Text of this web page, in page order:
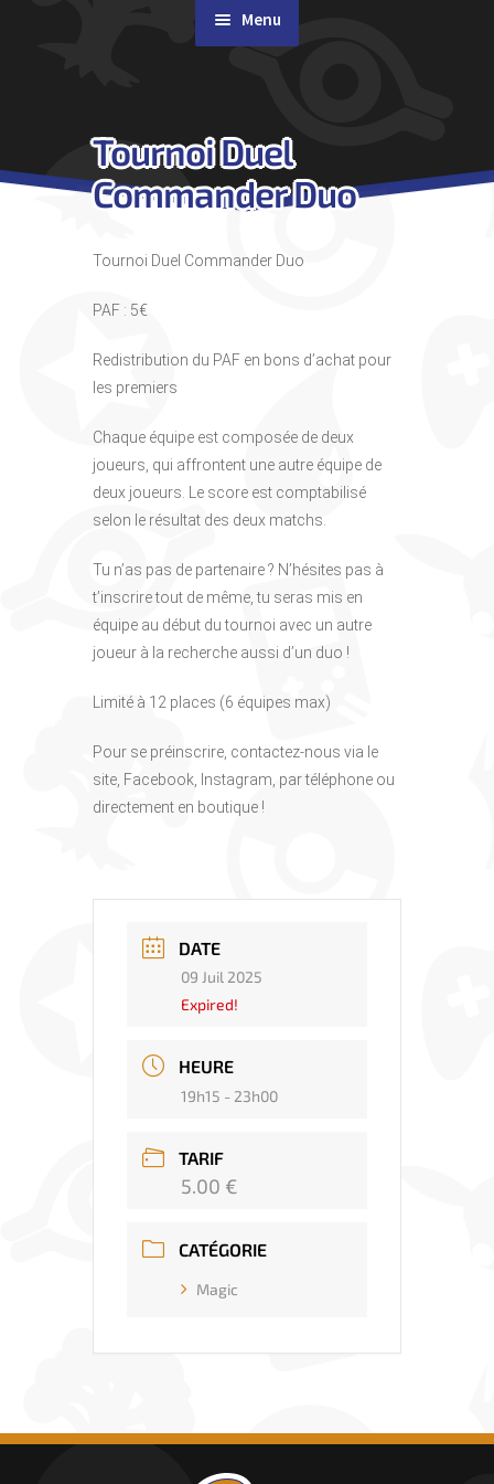
Menu
Agenda
Contact & Accès
Tournoi Duel
Commander Duo
Tournoi Duel Commander Duo
PAF : 5€
Redistribution du PAF en bons d’achat pour
les premiers
Chaque équipe est composée de deux
joueurs, qui affrontent une autre équipe de
deux joueurs. Le score est comptabilisé
selon le résultat des deux matchs.
Tu n’as pas de partenaire ? N’hésites pas à
t’inscrire tout de même, tu seras mis en
équipe au début du tournoi avec un autre
joueur à la recherche aussi d’un duo !
Limité à 12 places (6 équipes max)
Pour se préinscrire, contactez-nous via le
site, Facebook, Instagram, par téléphone ou
directement en boutique !
DATE
09 Juil 2025
Expired!
HEURE
19h15 - 23h00
TARIF
5.00 €
CATÉGORIE
Magic